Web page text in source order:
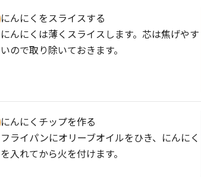
にんにくをスライスする
にんにくは薄くスライスします。芯は焦げやす
いので取り除いておきます。
にんにくチップを作る
フライパンにオリーブオイルをひき、にんにく
を入れてから火を付けます。